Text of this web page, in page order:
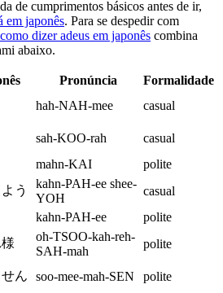
de cumprimentos básicos antes de ir,
em japonês. Para se despedir com
como dizer adeus em japonês combina
abaixo.
Pronúncia
Formalidade
hah-NAH-mee
casual
sah-KOO-rah
casual
mahn-KAI
polite
う
kahn-PAH-ee shee-
YOH
casual
kahn-PAH-ee
polite
oh-TSOO-kah-reh-
SAH-mah
polite
ん soo-mee-mah-SEN polite